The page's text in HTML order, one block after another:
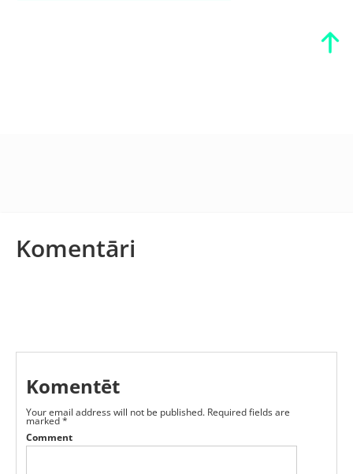
Komentāri
Komentēt
Your email address will not be published. Required fields are
marked*
Comment